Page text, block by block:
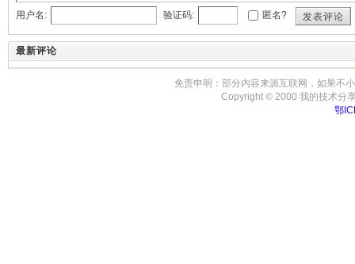
用户名: 验证码: 匿名? 发表评论
最新评论
免责申明：部分内容来源互联网，如果不
Copyright © 2000 我的技术分
鄂